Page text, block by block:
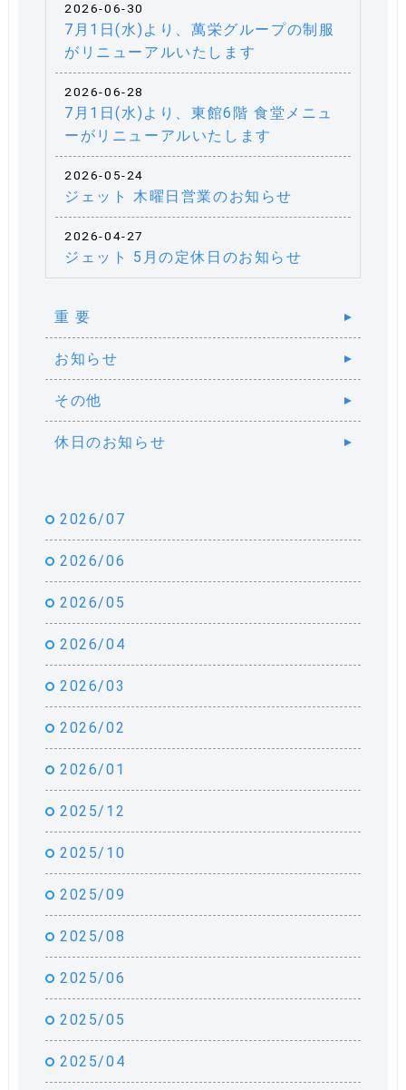
2026-06-30
7月1日(水)より、萬栄グループの制服
がリニューアルいたします
2026-06-28
7月1日(水)より、東館6階 食堂メニュ
ーがリニューアルいたします
2026-05-24
ジェット 木曜日営業のお知らせ
2026-04-27
ジェット 5月の定休日のお知らせ
重 要
お知らせ
その他
休日のお知らせ
2026/07
2026/06
2026/05
2026/04
2026/03
2026/02
2026/01
2025/12
2025/10
2025/09
2025/08
2025/06
2025/05
2025/04